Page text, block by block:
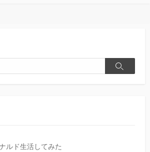
検
ルド生活してみた